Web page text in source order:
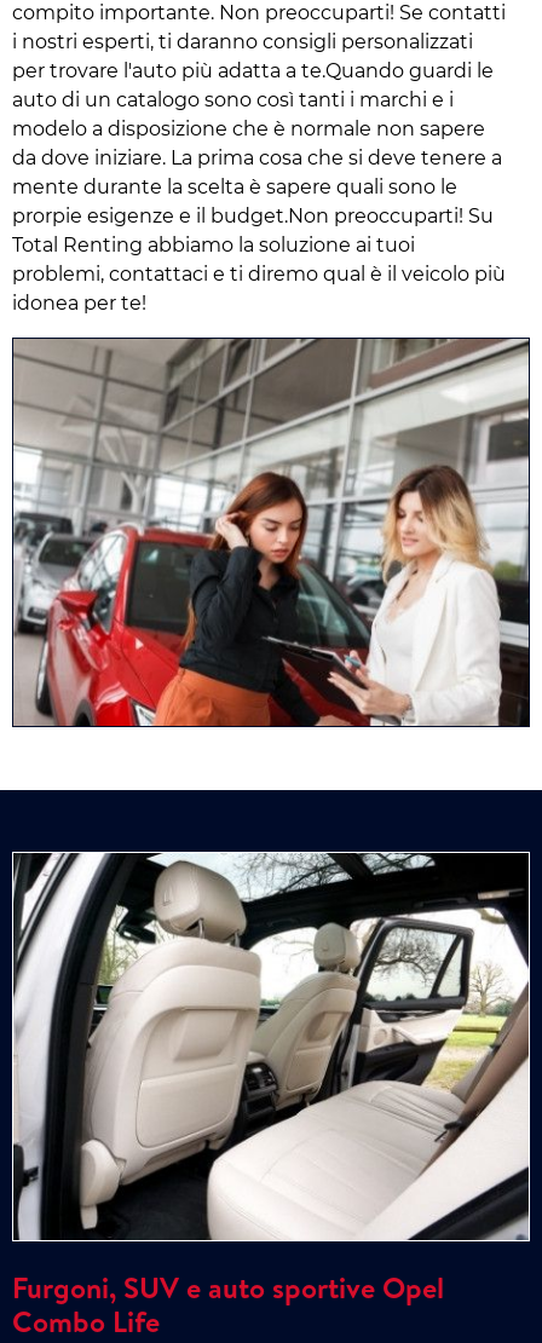
compito importante. Non preoccuparti! Se contatti
i nostri esperti, ti daranno consigli personalizzati
per trovare l'auto più adatta a te.Quando guardi le
auto di un catalogo sono così tanti i marchi e i
modelo a disposizione che è normale non sapere
da dove iniziare. La prima cosa che si deve tenere a
mente durante la scelta è sapere quali sono le
prorpie esigenze e il budget.Non preoccuparti! Su
Total Renting abbiamo la soluzione ai tuoi
problemi, contattaci e ti diremo qual è il veicolo più
idonea per te!
Furgoni, SUV e auto sportive Opel
Combo Life